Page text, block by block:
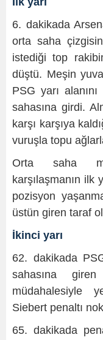
6. dakikada
orta saha
istediği top
düştü. Meşin
PSG yarı
sahasına girdi.
karşı karşıya
vuruşla topu
Orta saha
karşılaşmanın ilk
pozisyon
üstün giren taraf
İkinci yarı
62. dakikada
sahasına giren
müdahalesiyle
Siebert penaltı
65. dakikada